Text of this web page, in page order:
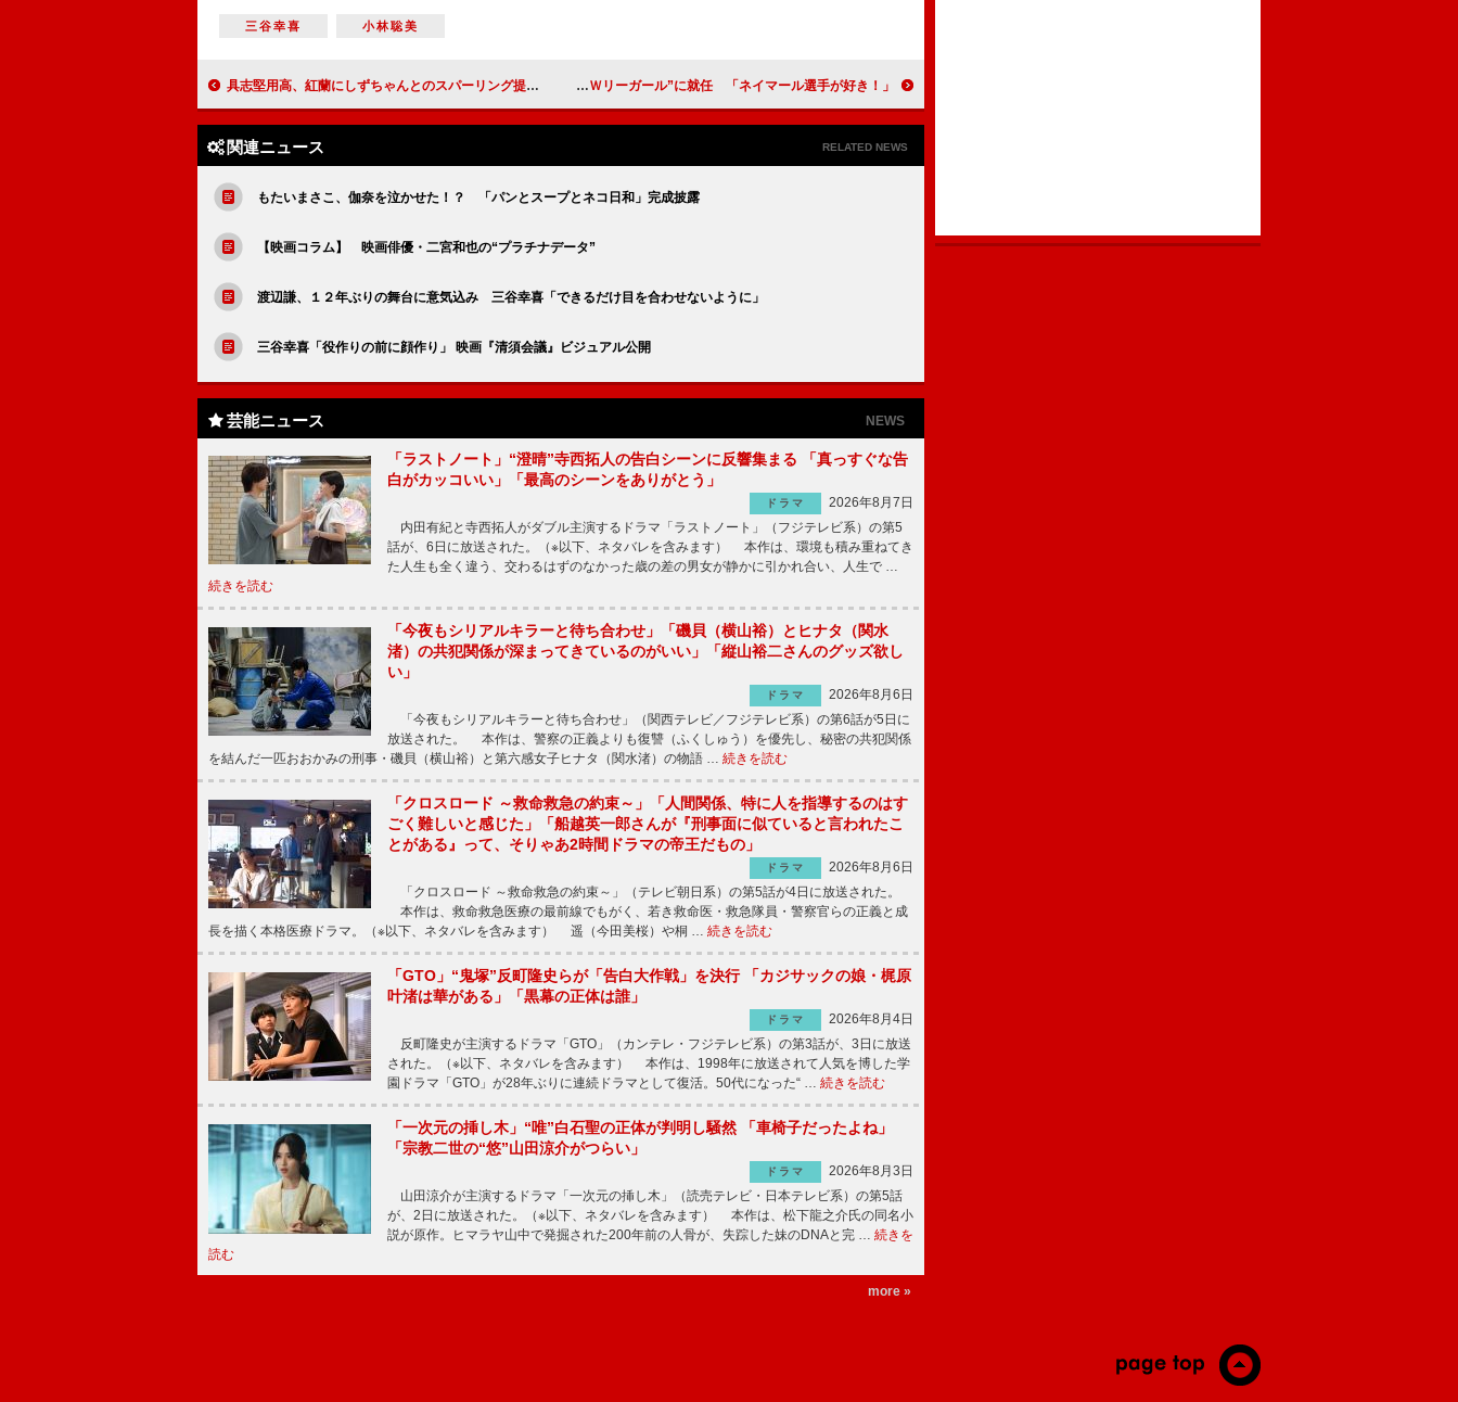
三谷幸喜 小林聡美
具志堅用高、紅蘭にしずちゃんとのスパーリング提案 タイトル間違え、てんやわんや 岩崎名美が“ＷＯＷＯＷリーガール”に就任 「ネイマール選手が好き！」
関連ニュース RELATED NEWS
もたいまさこ、伽奈を泣かせた！？ 「パンとスープとネコ日和」完成披露
【映画コラム】 映画俳優・二宮和也の“プラチナデータ”
渡辺謙、１２年ぶりの舞台に意気込み 三谷幸喜「できるだけ目を合わせないように」
三谷幸喜「役作りの前に顔作り」 映画『清須会議』ビジュアル公開
芸能ニュース NEWS
「ラストノート」“澄晴”寺西拓人の告白シーンに反響集まる 「真っすぐな告
白がカッコいい」「最高のシーンをありがとう」
ドラマ
2026年8月7日
内田有紀と寺西拓人がダブル主演するドラマ「ラストノート」（フジテレビ系）の第5
話が、6日に放送された。（※以下、ネタバレを含みます） 本作は、環境も積み重ねてき
た人生も全く違う、交わるはずのなかった歳の差の男女が静かに引かれ合い、人生で …
続きを読む
「今夜もシリアルキラーと待ち合わせ」「磯貝（横山裕）とヒナタ（関水
渚）の共犯関係が深まってきているのがいい」「縦山裕二さんのグッズ欲し
い」
ドラマ
2026年8月6日
「今夜もシリアルキラーと待ち合わせ」（関西テレビ／フジテレビ系）の第6話が5日に
放送された。 本作は、警察の正義よりも復讐（ふくしゅう）を優先し、秘密の共犯関係
を結んだ一匹おおかみの刑事・磯貝（横山裕）と第六感女子ヒナタ（関水渚）の物語 … 続きを読む
「クロスロード ～救命救急の約束～」「人間関係、特に人を指導するのはす
ごく難しいと感じた」「船越英一郎さんが『刑事面に似ていると言われたこ
とがある』って、そりゃあ2時間ドラマの帝王だもの」
ドラマ
2026年8月6日
「クロスロード ～救命救急の約束～」（テレビ朝日系）の第5話が4日に放送された。
本作は、救命救急医療の最前線でもがく、若き救命医・救急隊員・警察官らの正義と成
長を描く本格医療ドラマ。（※以下、ネタバレを含みます） 遥（今田美桜）や桐 … 続きを読む
「GTO」“鬼塚”反町隆史らが「告白大作戦」を決行 「カジサックの娘・梶原
叶渚は華がある」「黒幕の正体は誰」
ドラマ
2026年8月4日
反町隆史が主演するドラマ「GTO」（カンテレ・フジテレビ系）の第3話が、3日に放送
された。（※以下、ネタバレを含みます） 本作は、1998年に放送されて人気を博した学
園ドラマ「GTO」が28年ぶりに連続ドラマとして復活。50代になった“ … 続きを読む
「一次元の挿し木」“唯”白石聖の正体が判明し騒然 「車椅子だったよね」
「宗教二世の“悠”山田涼介がつらい」
ドラマ
2026年8月3日
山田涼介が主演するドラマ「一次元の挿し木」（読売テレビ・日本テレビ系）の第5話
が、2日に放送された。（※以下、ネタバレを含みます） 本作は、松下龍之介氏の同名小
説が原作。ヒマラヤ山中で発掘された200年前の人骨が、失踪した妹のDNAと完 … 続きを
読む
more »